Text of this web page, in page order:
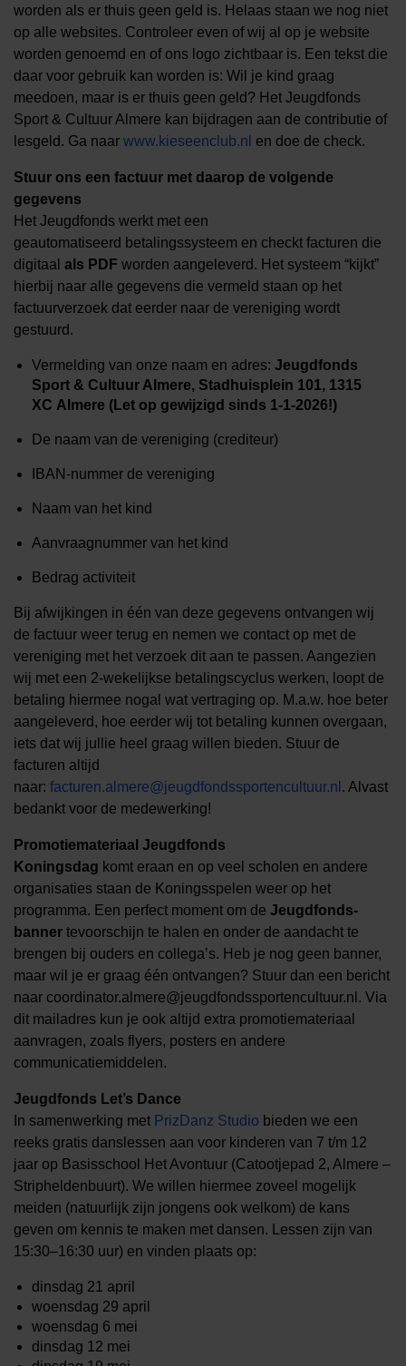
worden als er thuis geen geld is. Helaas staan we nog niet
op alle websites. Controleer even of wij al op je website
worden genoemd en of ons logo zichtbaar is. Een tekst die
daar voor gebruik kan worden is: Wil je kind graag
meedoen, maar is er thuis geen geld? Het Jeugdfonds
Sport & Cultuur Almere kan bijdragen aan de contributie of
lesgeld. Ga naar www.kieseenclub.nl en doe de check.
Stuur ons een factuur met daarop de volgende
gegevens
Het Jeugdfonds werkt met een
geautomatiseerd betalingssysteem en checkt facturen die
digitaal als PDF worden aangeleverd. Het systeem “kijkt”
hierbij naar alle gegevens die vermeld staan op het
factuurverzoek dat eerder naar de vereniging wordt
gestuurd.
Vermelding van onze naam en adres: Jeugdfonds
Sport & Cultuur Almere, Stadhuisplein 101, 1315
XC Almere (Let op gewijzigd sinds 1-1-2026!)
De naam van de vereniging (crediteur)
IBAN-nummer de vereniging
Naam van het kind
Aanvraagnummer van het kind
Bedrag activiteit
Bij afwijkingen in één van deze gegevens ontvangen wij
de factuur weer terug en nemen we contact op met de
vereniging met het verzoek dit aan te passen. Aangezien
wij met een 2-wekelijkse betalingscyclus werken, loopt de
betaling hiermee nogal wat vertraging op. M.a.w. hoe beter
aangeleverd, hoe eerder wij tot betaling kunnen overgaan,
iets dat wij jullie heel graag willen bieden. Stuur de
facturen altijd
naar: facturen.almere@jeugdfondssportencultuur.nl . Alvast
bedankt voor de medewerking!
Promotiemateriaal Jeugdfonds
Koningsdag komt eraan en op veel scholen en andere
organisaties staan de Koningsspelen weer op het
programma. Een perfect moment om de Jeugdfonds-
banner tevoorschijn te halen en onder de aandacht te
brengen bij ouders en collega’s. Heb je nog geen banner,
maar wil je er graag één ontvangen? Stuur dan een bericht
naar coordinator.almere@jeugdfondssportencultuur.nl. Via
dit mailadres kun je ook altijd extra promotiemateriaal
aanvragen, zoals flyers, posters en andere
communicatiemiddelen.
Jeugdfonds Let’s Dance
In samenwerking met PrizDanz Studio bieden we een
reeks gratis danslessen aan voor kinderen van 7 t/m 12
jaar op Basisschool Het Avontuur (Catootjepad 2, Almere –
Stripheldenbuurt). We willen hiermee zoveel mogelijk
meiden (natuurlijk zijn jongens ook welkom) de kans
geven om kennis te maken met dansen. Lessen zijn van
15:30–16:30 uur) en vinden plaats op:
dinsdag 21 april
woensdag 29 april
woensdag 6 mei
dinsdag 12 mei